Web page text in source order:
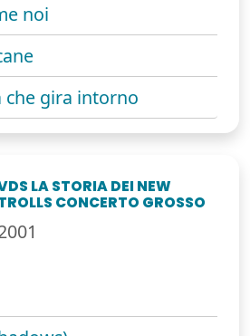
noi
che gira intorno
LA STORIA DEI NEW
CONCERTO GROSSO